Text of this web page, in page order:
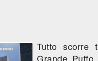
Tutto scorre
Grande